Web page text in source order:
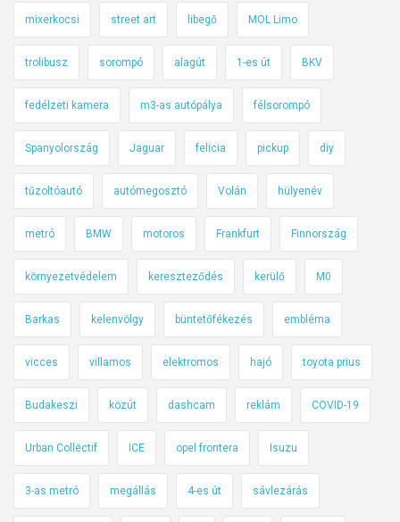
mixerkocsi street art libegő MOL Limo
trolibusz sorompó alagút 1-es út BKV
fedélzeti kamera m3-as autópálya félsorompó
Spanyolország Jaguar felicia pickup diy
tűzoltóautó autómegosztó Volán hülyenév
metró BMW motoros Frankfurt Finnország
környezetvédelem kereszteződés kerülő M0
Barkas kelenvölgy büntetőfékezés embléma
vicces villamos elektromos hajó toyota prius
Budakeszi közút dashcam reklám COVID-19
Urban Collëctif ICE opel frontera Isuzu
3-as metró megállás 4-es út sávlezárás